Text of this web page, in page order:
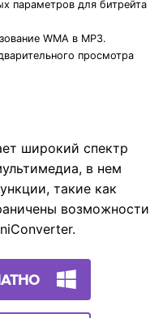
параметров для битрейта
WMA в MP3.
просмотра
широкий спектр
в нем
такие как
возможности